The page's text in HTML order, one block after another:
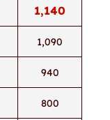
1,140
1,090
940
800